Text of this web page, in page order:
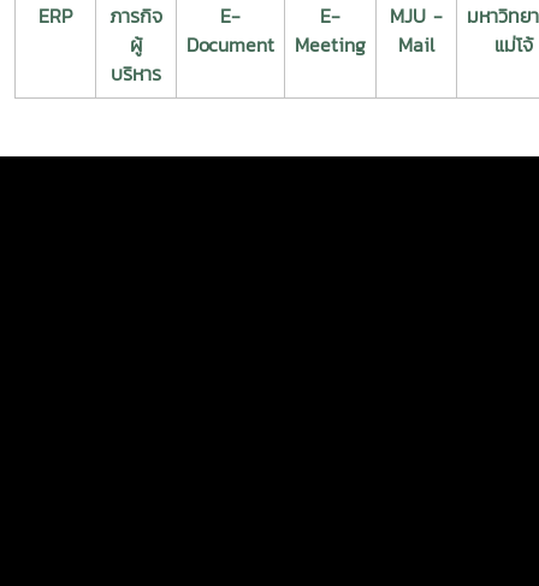
ERP
ภารกิจ
ผู้
บริหาร
E-
Document
E-
Meeting
MJU -
Mail
มหาวิทย
แม่โจ้